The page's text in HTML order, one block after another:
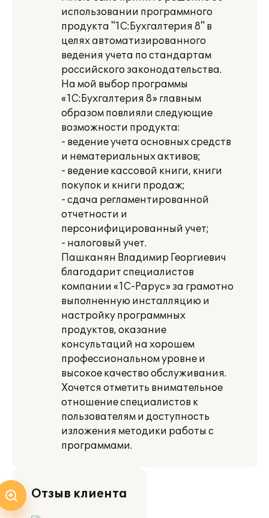
использовании программного
продукта "1С:Бухгалтерия 8" в
целях автоматизированного
ведения учета по стандартам
российского законодательства.
На мой выбор программы
«1С:Бухгалтерия 8» главным
образом повлияли следующие
возможности продукта:
- ведение учета основных средств
и нематериальных активов;
- ведение кассовой книги, книги
покупок и книги продаж;
- сдача регламентированной
отчетности и
персонифицированный учет;
- налоговый учет.
Пашканян Владимир Георгиевич
благодарит специалистов
компании «1С-Рарус» за грамотно
выполненную инсталляцию и
настройку программных
продуктов, оказание
консультаций на хорошем
профессиональном уровне и
высокое качество обслуживания.
Хочется отметить внимательное
отношение специалистов к
пользователям и доступность
изложения методики работы с
программами.
Отзыв клиента